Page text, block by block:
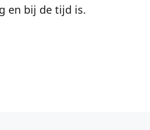
en bij de tijd is.